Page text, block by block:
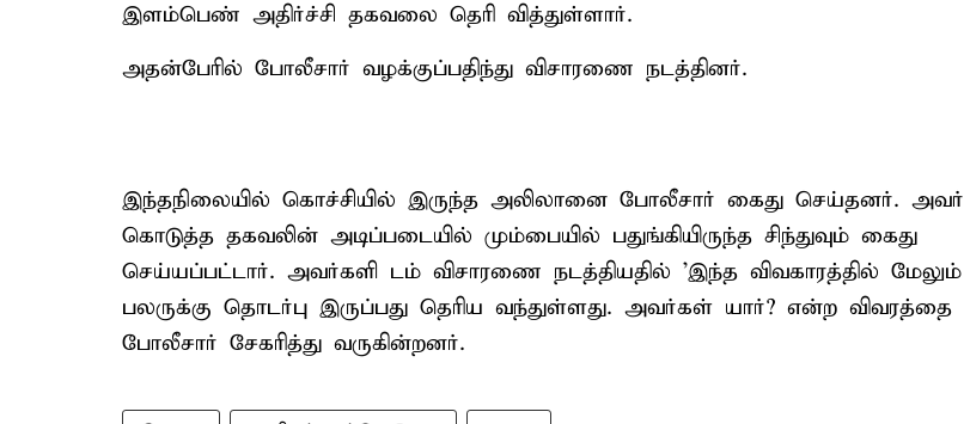
இளம்பெண் அதிர்ச்சி தகவலை தெரி வித்துள்ளார்.
அதன்பேரில் போலீசார் வழக்குப்பதிந்து விசாரணை நடத்தினர்.
இந்தநிலையில் கொச்சியில் இருந்த அலிலானை போலீசார் கைது செய்தனர். அவர்
கொடுத்த தகவலின் அடிப்படையில் மும்பையில் பதுங்கியிருந்த சிந்துவும் கைது
செய்யப்பட்டார். அவர்களி டம் விசாரணை நடத்தியதில் 'இந்த விவகாரத்தில் மேலும்
பலருக்கு தொடர்பு இருப்பது தெரிய வந்துள்ளது. அவர்கள் யார்? என்ற விவரத்தை
போலீசார் சேகரித்து வருகின்றனர்.